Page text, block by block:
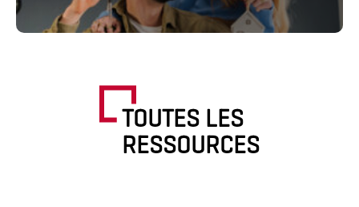
TOUTES LES
RESSOURCES